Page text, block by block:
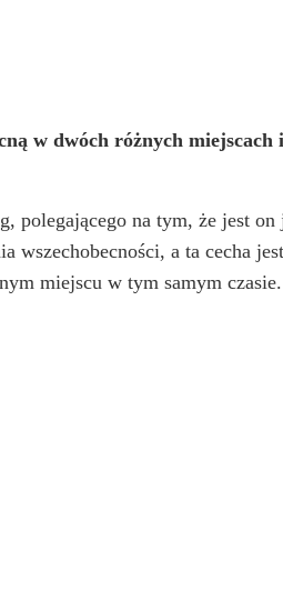
w dwóch różnych miejscach
polegającego na tym, że jest on
a ta cecha
miejscu w tym samym czasie.